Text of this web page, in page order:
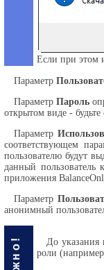
Если при этом
Параметр
Параметр Пароль
открытом виде -
Параметр
соответствующем
пользователю будут
данный
приложения
Параметр
анонимный
До указания
роли